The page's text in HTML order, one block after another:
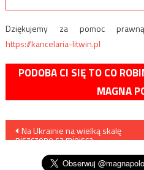
Dziękujemy za pomoc
https://kancelaria-litwin.pl
PODOBA CI SIĘ TO CO
MAGNA
Nawigacja
wpisu
Na Ukrainie na wielką skalę
niszczone są miejsca